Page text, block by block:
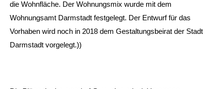
die Wohnfläche. Der Wohnungsmix wurde mit dem
Wohnungsamt Darmstadt festgelegt. Der Entwurf für das
Vorhaben wird noch in 2018 dem Gestaltungsbeirat der Stadt
Darmstadt vorgelegt.))